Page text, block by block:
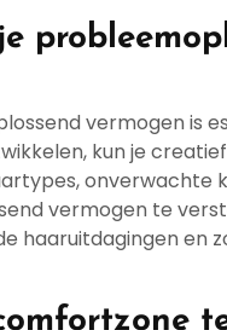
vermogen is
kun je
onverwachte
vermogen te
haaruitdagingen en